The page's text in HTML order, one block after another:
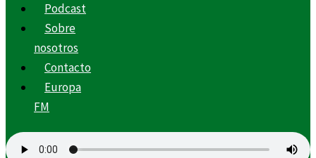
Podcast
Sobre
nosotros
Contacto
Europa
FM